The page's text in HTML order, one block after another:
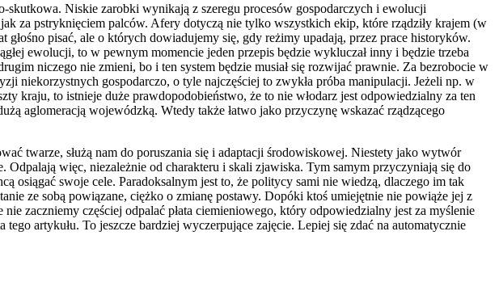
skutkowa. Niskie zarobki wynikają z szeregu procesów gospodarczych i ewolucji
za pstryknięciem palców. Afery dotyczą nie tylko wszystkich ekip, które rządziły krajem (w
pisać, ale o których dowiadujemy się, gdy reżimy upadają, przez prace historyków.
ewolucji, to w pewnym momencie jeden przepis będzie wykluczał inny i będzie trzeba
niczego nie zmieni, bo i ten system będzie musiał się rozwijać prawnie. Za bezrobocie w
niekorzystnych gospodarczo, o tyle najczęściej to zwykła próba manipulacji. Jeżeli np. w
kraju, to istnieje duże prawdopodobieństwo, że to nie włodarz jest odpowiedzialny za ten
aglomeracją wojewódzką. Wtedy także łatwo jako przyczynę wskazać rządzącego
twarze, służą nam do poruszania się i adaptacji środowiskowej. Niestety jako wytwór
więc, niezależnie od charakteru i skali zjawiska. Tym samym przyczyniają się do
osiągać swoje cele. Paradoksalnym jest to, że politycy sami nie wiedzą, dlaczego im tak
ze sobą powiązane, ciężko o zmianę postawy. Dopóki ktoś umiejętnie nie powiąże jej z
zaczniemy częściej odpalać płata ciemieniowego, który odpowiedzialny jest za myślenie
artykułu. To jeszcze bardziej wyczerpujące zajęcie. Lepiej się zdać na automatycznie